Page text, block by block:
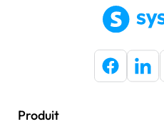
Produit